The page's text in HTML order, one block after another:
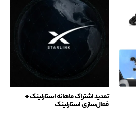
تمدید اشتراک ماهانه استارلینک +
فعال‌سازی استارلینک